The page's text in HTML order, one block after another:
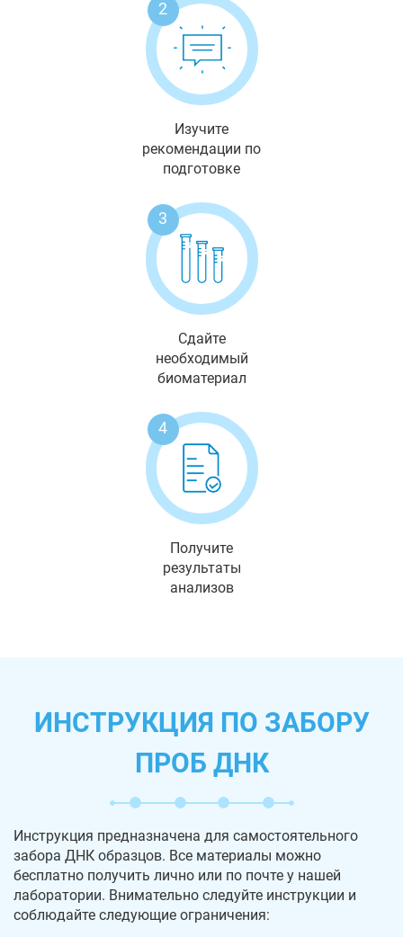
2
Изучите
рекомендации по
подготовке
3
Сдайте
необходимый
биоматериал
4
Получите
результаты
анализов
ИНСТРУКЦИЯ ПО ЗАБОРУ
ПРОБ ДНК
Инструкция предназначена для самостоятельного
забора ДНК образцов. Все материалы можно
бесплатно получить лично или по почте у нашей
лаборатории. Внимательно следуйте инструкции и
соблюдайте следующие ограничения: